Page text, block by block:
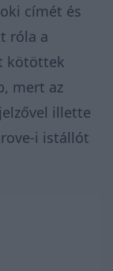
címét és
róla a
kötöttek
mert az
illette
i istállót